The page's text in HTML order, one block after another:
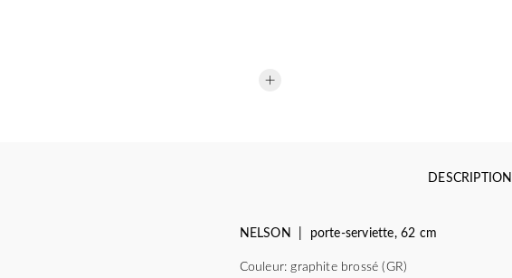
DESCRIPTION
NELSON | porte-serviette, 62 cm
Couleur: graphite brossé (GR)